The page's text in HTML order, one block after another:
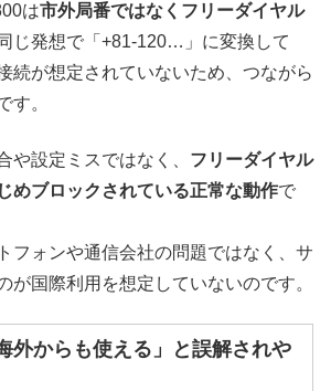
は市外局番ではなくフリーダイヤル
じ発想で「+81-120…」に変換して
続が想定されていないため、つながら
す。
や設定ミスではなく、 フリーダイヤル
めブロックされている正常な動作で
フォンや通信会社の問題ではなく、サ
が国際利用を想定していないのです。
外からも使える」と誤解されや